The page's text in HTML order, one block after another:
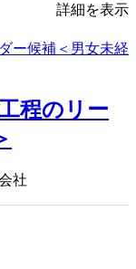
詳細を表示
程のリー
社